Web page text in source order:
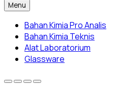
Menu
Bahan Kimia Pro Analis
Bahan Kimia Teknis
Alat Laboratorium
Glassware